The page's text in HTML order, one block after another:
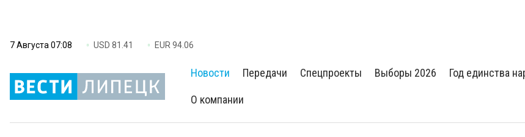
7 Августа 07:08 USD 81.41 EUR 94.06
Новости Передачи Спецпроекты Выборы 2026 Год единства
О компании